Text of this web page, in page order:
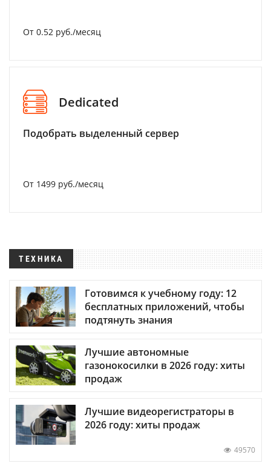
От 0.52 руб./месяц
Dedicated
Подобрать выделенный сервер
От 1499 руб./месяц
ТЕХНИКА
Готовимся к учебному году: 12
бесплатных приложений, чтобы
подтянуть знания
Лучшие автономные
газонокосилки в 2026 году: хиты
продаж
Лучшие видеорегистраторы в
2026 году: хиты продаж
49570